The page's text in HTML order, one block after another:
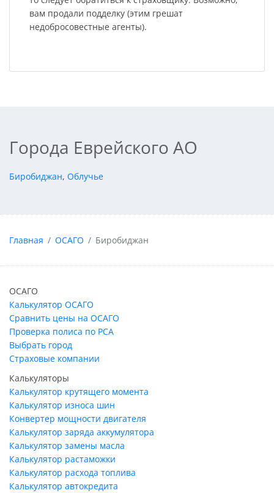
вам продали подделку (этим грешат
недобросовестные агенты).
Города Еврейского АО
Биробиджан, Облучье
Главная ОСАГО Биробиджан
ОСАГО
Калькулятор ОСАГО
Сравнить цены на ОСАГО
Проверка полиса по РСА
Выбрать город
Страховые компании
Калькуляторы
Калькулятор крутящего момента
Калькулятор износа шин
Конвертер мощности двигателя
Калькулятор заряда аккумулятора
Калькулятор замены масла
Калькулятор растаможки
Калькулятор расхода топлива
Калькулятор автокредита